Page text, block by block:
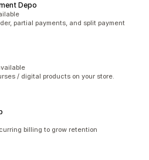
Depo
partial payments, and split payment
206
/ digital products on your store.
billing to grow retention